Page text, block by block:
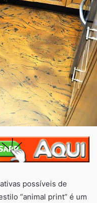
possíveis de
“animal print” é um